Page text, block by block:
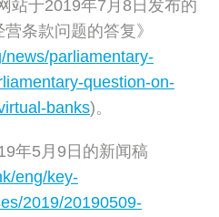
站于2019年7月8日发布的
条款问题的答复》
news/parliamentary-
question-on-
banks)。
年5月9日的新闻稿
eng/key-
2019/20190509-